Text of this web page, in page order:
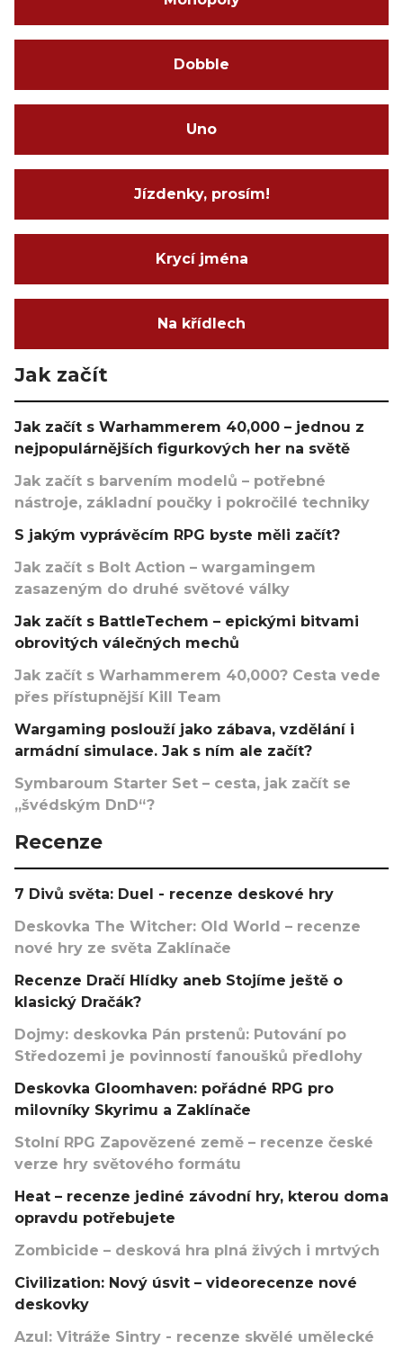
Dobble
Uno
Jízdenky, prosím!
Krycí jména
Na křídlech
Jak začít
Jak začít s Warhammerem 40,000 – jednou z
nejpopulárnějších figurkových her na světě
Jak začít s barvením modelů – potřebné
nástroje, základní poučky i pokročilé techniky
S jakým vyprávěcím RPG byste měli začít?
Jak začít s Bolt Action – wargamingem
zasazeným do druhé světové války
Jak začít s BattleTechem – epickými bitvami
obrovitých válečných mechů
Jak začít s Warhammerem 40,000? Cesta vede
přes přístupnější Kill Team
Wargaming poslouží jako zábava, vzdělání i
armádní simulace. Jak s ním ale začít?
Symbaroum Starter Set – cesta, jak začít se
„švédským DnD“?
Recenze
7 Divů světa: Duel - recenze deskové hry
Deskovka The Witcher: Old World – recenze
nové hry ze světa Zaklínače
Recenze Dračí Hlídky aneb Stojíme ještě o
klasický Dračák?
Dojmy: deskovka Pán prstenů: Putování po
Středozemi je povinností fanoušků předlohy
Deskovka Gloomhaven: pořádné RPG pro
milovníky Skyrimu a Zaklínače
Stolní RPG Zapovězené země – recenze české
verze hry světového formátu
Heat – recenze jediné závodní hry, kterou doma
opravdu potřebujete
Zombicide – desková hra plná živých i mrtvých
Civilization: Nový úsvit – videorecenze nové
deskovky
Azul: Vitráže Sintry - recenze skvělé umělecké